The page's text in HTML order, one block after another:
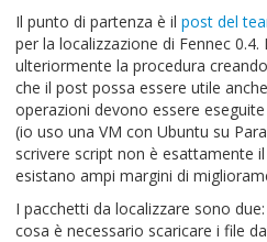
Il punto di partenza è il post del
per la localizzazione di Fennec 0.4.
ulteriormente la procedura
che il post possa essere utile
operazioni devono essere
(io uso una VM con Ubuntu su
scrivere script non è esattamente
esistano ampi margini di
I pacchetti da localizzare sono due:
cosa è necessario scaricare i file